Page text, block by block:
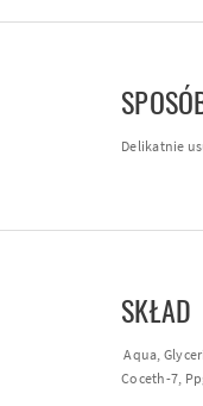
Delikatnie
SKŁAD
Aqua,
Coceth-7,